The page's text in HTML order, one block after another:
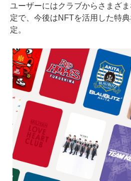
ユーザーにはクラブからさまざ
定で、今後はNFTを活用した特
定。